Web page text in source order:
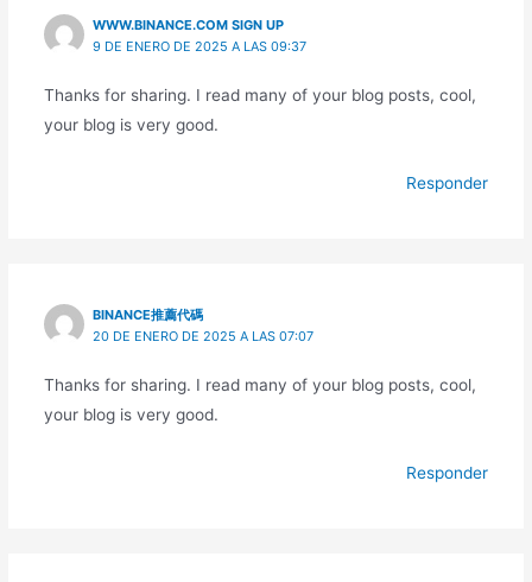
WWW.BINANCE.COM SIGN UP
9 DE ENERO DE 2025 A LAS 09:37
Thanks for sharing. I read many of your blog posts, cool,
your blog is very good.
Responder
BINANCE推薦代碼
20 DE ENERO DE 2025 A LAS 07:07
Thanks for sharing. I read many of your blog posts, cool,
your blog is very good.
Responder